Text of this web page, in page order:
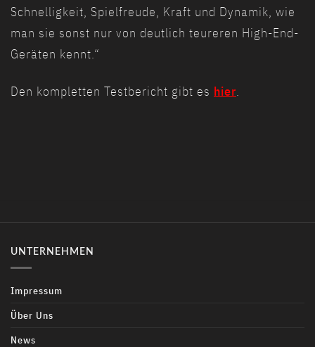
Schnelligkeit, Spielfreude, Kraft und Dynamik, wie
man sie sonst nur von deutlich teureren High-End-
Geräten kennt.“
Den kompletten Testbericht gibt es hier.
UNTERNEHMEN
Impressum
Über Uns
News